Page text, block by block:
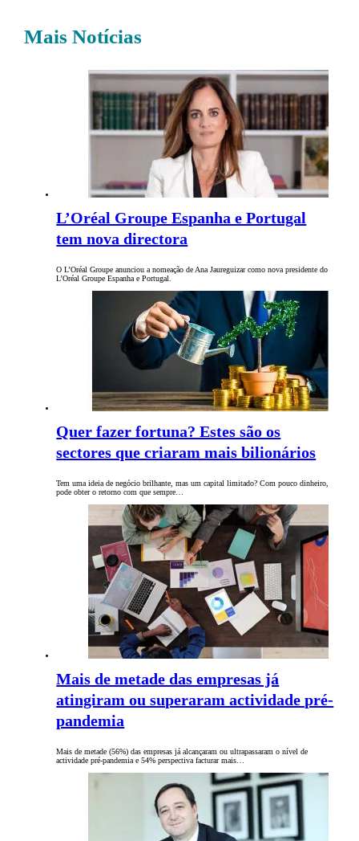
Mais Notícias
L’Oréal Groupe Espanha e Portugal
tem nova directora
O L’Oréal Groupe anunciou a nomeação de Ana Jaureguizar como nova presidente do
L’Oréal Groupe Espanha e Portugal.
Quer fazer fortuna? Estes são os
sectores que criaram mais bilionários
Tem uma ideia de negócio brilhante, mas um capital limitado? Com pouco dinheiro,
pode obter o retorno com que sempre…
Mais de metade das empresas já
atingiram ou superaram actividade pré-
pandemia
Mais de metade (56%) das empresas já alcançaram ou ultrapassaram o nível de
actividade pré-pandemia e 54% perspectiva facturar mais…